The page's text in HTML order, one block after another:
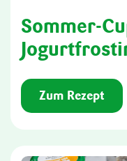
Sommer-
Zum Rezept